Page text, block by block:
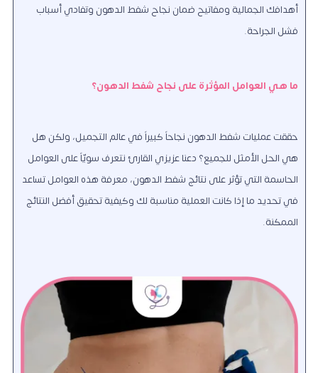
أهدافك الجمالية ومفاتيح ضمان نجاح شفط الدهون وتفادي أسباب
فشل الجراحة.
ما هي العوامل المؤثرة على نجاح شفط الدهون؟
حققت عمليات شفط الدهون نجاحاً كبيراً في عالم التجميل، ولكن هل
هي الحل الأمثل للجميع؟ دعنا عزيزي القارئ نتعرف سويّاً على العوامل
الحاسمة التي تؤثر على نتائج شفط الدهون، معرفة هذه العوامل تساعد
في تحديد ما إذا كانت العملية مناسبة لك وكيفية تحقيق أفضل النتائج
الممكنة.